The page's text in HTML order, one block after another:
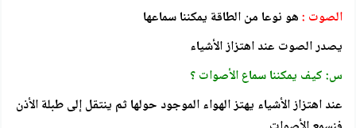
الصوت :هو نوعا من الطاقة يمكننا سماعها
يصدر الصوت عند اهتزاز الأشياء
س: كيف يمكننا سماع الأصوات ؟
عند اهتزاز الأشياء يهتز الهواء الموجود حولها ثم ينتقل إلى طبلة الأذن